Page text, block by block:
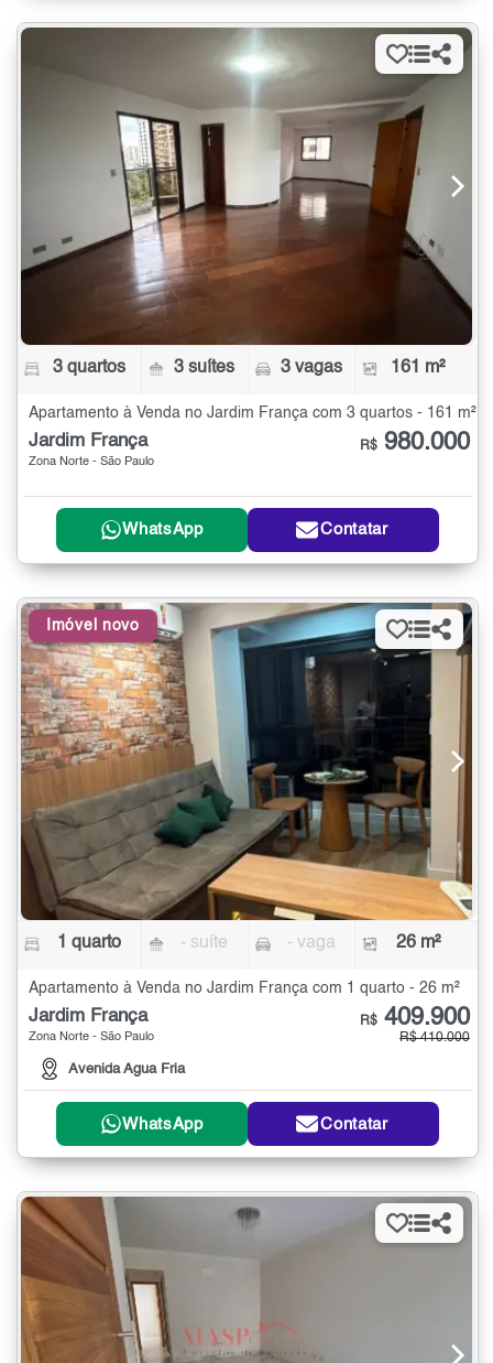
3 quartos 3 suítes 3 vagas 161 m²
Apartamento à Venda no Jardim França com 3 quartos - 161 m²
Jardim França
Zona Norte - São Paulo
R$ 980.000
WhatsApp Contatar
Imóvel novo
1 quarto - suíte - vaga 26 m²
Apartamento à Venda no Jardim França com 1 quarto - 26 m²
Jardim França
Zona Norte - São Paulo
Avenida Agua Fria
R$ 409.900
R$ 410.000
WhatsApp Contatar